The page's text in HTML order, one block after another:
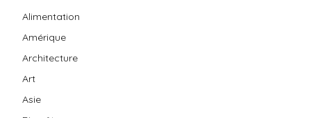
Alimentation
Amérique
Architecture
Art
Asie